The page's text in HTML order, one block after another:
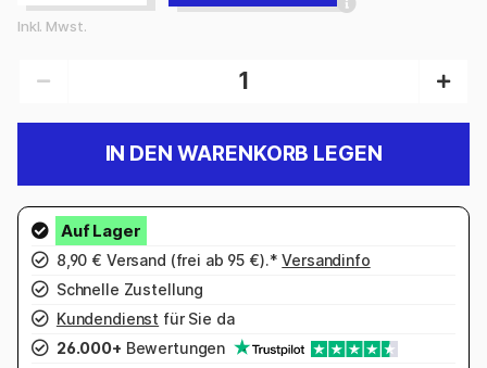
Inkl. Mwst.
IN DEN WARENKORB LEGEN
8,90 € Versand (frei ab 95 €).*Versandinfo
Schnelle Zustellung
Kundendienst für Sie da
26.000+ Bewertungen